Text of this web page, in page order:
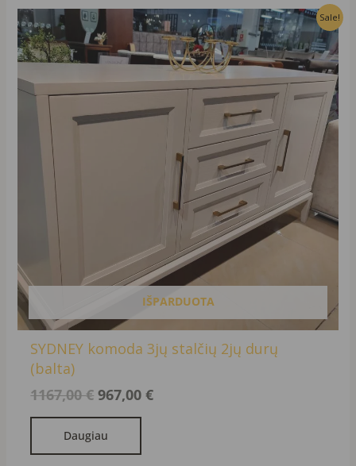
Sale!
IŠPARDUOTA
SYDNEY komoda 3jų stalčių 2jų durų
(balta)
1167,00€
Original
price
was:
1167,00 €.
967,00€
Current
price
is:
967,00 €.
Daugiau